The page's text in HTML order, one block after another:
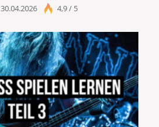
30.04.2026 4,9 / 5